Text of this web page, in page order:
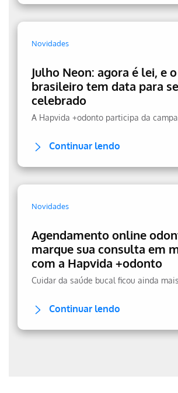
Novidades
Julho Neon: agora é lei, e
brasileiro tem data para
celebrado
Continuar lendo
Novidades
Agendamento online
marque sua consulta em
com a Hapvida +odonto
Cuidar da saúde bucal ficou ainda
Continuar lendo